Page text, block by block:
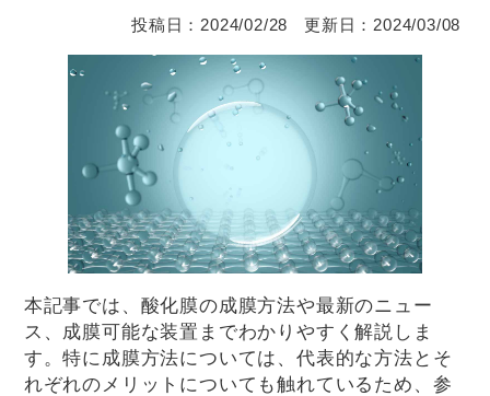
2024/02/28 2024/03/08
本記事では、酸化膜の成膜方法や最新のニュー
ス、成膜可能な装置までわかりやすく解説しま
す。特に成膜方法については、代表的な方法とそ
れぞれのメリットについても触れているため、参